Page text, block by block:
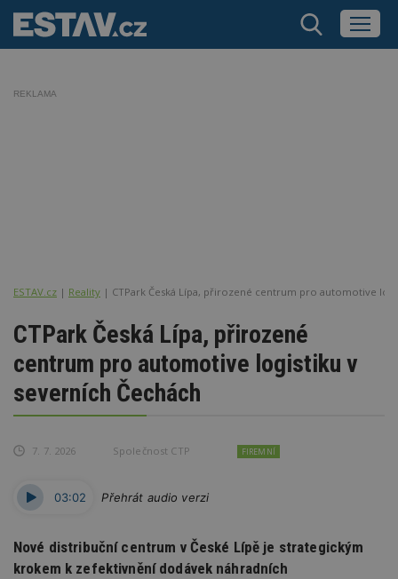
REKLAMA
ESTAV.cz Reality CTPark Česká Lípa, přirozené centrum pro automotive
CTPark Česká Lípa, přirozené
centrum pro automotive logistiku v
severních Čechách
7. 7. 2026 Společnost CTP FIREMNÍ
03:02 Přehrát audio verzi
Nové distribuční centrum v České Lípě je strategickým
krokem k zefektivnění dodávek náhradních